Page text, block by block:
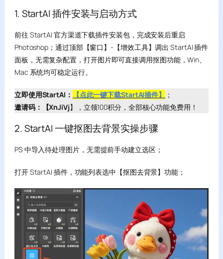
1. StartAI 插件安装与启动方式
前往 StartAI 官方渠道下载插件安装包，完成安装后重启
Photoshop；通过顶部【窗口】-【增效工具】调出 StartAI 插件
面板，无需复杂配置，打开图片即可直接调用抠图功能，Win、
Mac 系统均可稳定运行。
立即使用StartAI： 【点此一键下载StartAI插件】
；
邀请码：【XnJiVj】，立领100积分，全部核心功能免费用！
2. StartAI 一键抠图去背景实操步骤
PS 中导入待处理图片，无需提前手动建立选区；
打开 StartAI 插件，功能列表选中【抠图去背景】功能；